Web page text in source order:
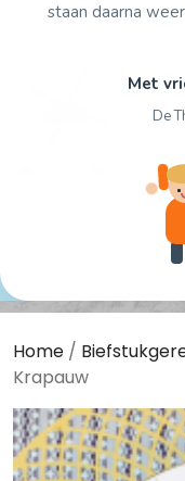
staan daarna
Met
De
Home /
Krapauw